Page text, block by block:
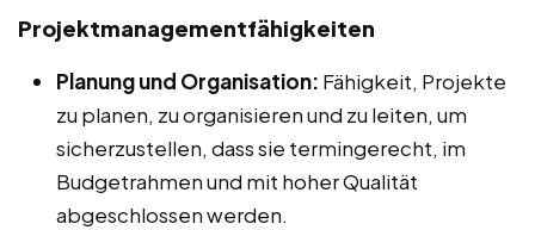
Projektmanagementfähigkeiten
Planung und Organisation: Fähigkeit, Projekte
zu planen, zu organisieren und zu leiten, um
sicherzustellen, dass sie termingerecht, im
Budgetrahmen und mit hoher Qualität
abgeschlossen werden.